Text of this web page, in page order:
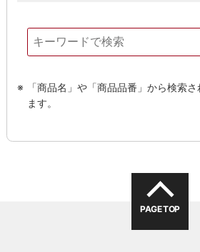
「商品名」や「商品品番」から検索
ます。
PAGE TOP